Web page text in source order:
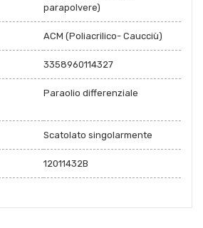
parapolvere)
ACM (Poliacrilico- Caucciù)
3358960114327
Paraolio differenziale
Scatolato singolarmente
12011432B